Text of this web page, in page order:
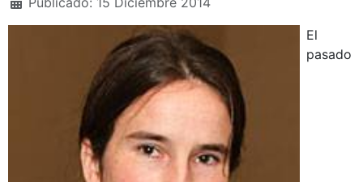
El
pasado